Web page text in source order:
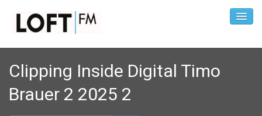
Clipping Inside Digital Timo
Brauer 2 2025 2